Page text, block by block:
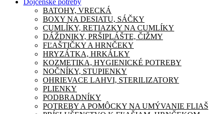
Dojčenské potreby
BATOHY, VRECKÁ
BOXY NA DESIATU, SÁČKY
CUMLÍKY, RETIAZKY NA CUMLÍKY
DÁŽDNIKY, PRŠIPLÁŠTE, ČIŽMY
FĽAŠTIČKY A HRNČEKY
HRYZÁTKA, HRKÁLKY
KOZMETIKA, HYGIENICKÉ POTREBY
NOČNÍKY, STUPIENKY
OHRIEVACE LAHVI, STERILIZATORY
PLIENKY
PODBRADNÍKY
POTREBY A POMÔCKY NA UMÝVANIE FLIAŠ